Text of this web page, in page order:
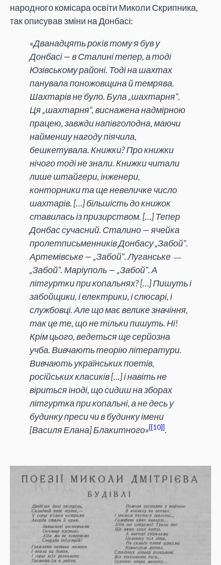
народного комісара освіти Миколи Скрипника,
так описував зміни на Донбасі:
«Дванадцять років тому я був у
Донбасі — в Сталині тепер, а тоді
Юзівському районі. Тоді на шахтах
панувала поножовщина й темрява.
Шахтарів не було. Була „шахтарня".
Ця „шахтарня“, виснажена надмірною
працею, завжди напівголодна, маючи
найменшу нагоду піячила,
бешкетувала. Книжки? Про книжки
нічого тоді не знали. Книжки читали
лише штайгери, інженери,
конторники та ще невеличке число
шахтарів. […] більшість до книжок
ставилась із призирством. […] Тепер
Донбас сучасний. Сталино — ячейка
пролетписьменників Донбасу „Забой".
Артемівське — „Забой". Луганське
„Забой". Маріуполь — „Забой". А
літгуртки при копальнях? […] Пишуть і
забойщики, і електрики, і слюсарі, і
службовці. Але що має велике значіння,
так це те, що не тільки пишуть. Ні!
Крім цього, ведеться ще серйозна
учба. Вивчають теорію літератури.
Вивчають українських поетів,
російських класиків […] і навіть не
віриться іноді, що сидиш на зборах
літгуртка при копальні, а не десь у
будинку преси чи в будинку імени
[Василя Елана] Блакитного» [10] .